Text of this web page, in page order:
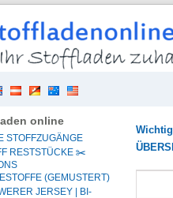
online
STOFFZUGÄNGE
RESTSTÜCKE ✂️️
(GEMUSTERT)
JERSEY | BI-